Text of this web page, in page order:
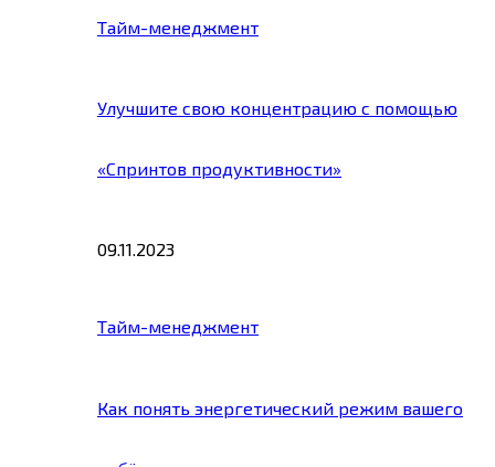
Тайм-менеджмент
Улучшите свою концентрацию с помощью
«Спринтов продуктивности»
09.11.2023
Тайм-менеджмент
Как понять энергетический режим вашего